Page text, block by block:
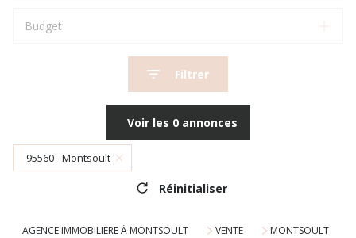
Budget
Filtrer
Voir les 0annonces
95560 - Montsoult
Réinitialiser
AGENCE IMMOBILIÈRE À MONTSOULT VENTE
MONTSOULT